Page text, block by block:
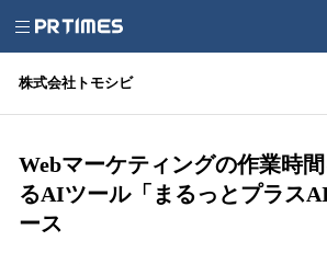
株式会社トモシビ
Webマーケティングの作業時
るAIツール「まるっとプラス
ース